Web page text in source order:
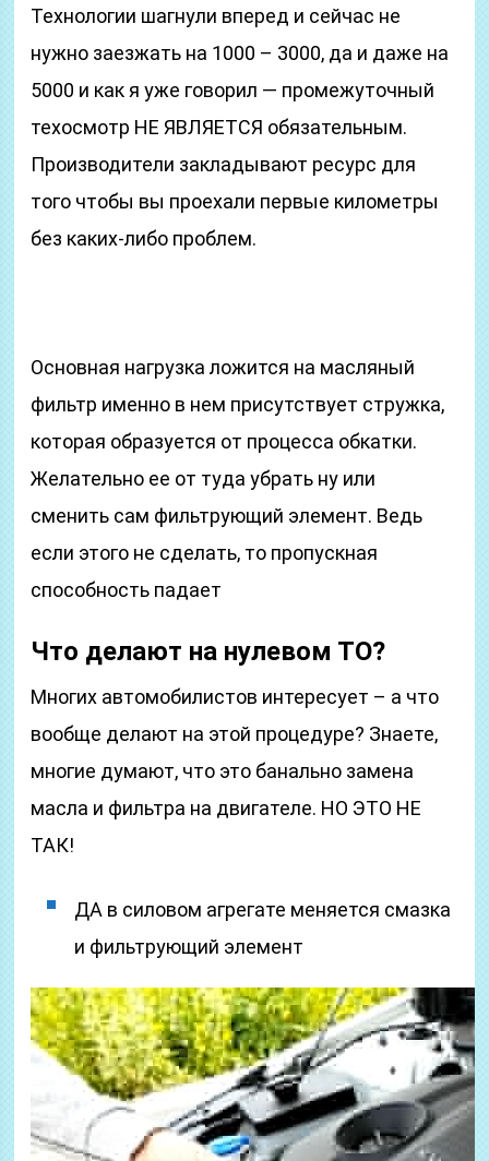
Технологии шагнули вперед и сейчас не
нужно заезжать на 1000 – 3000, да и даже на
5000 и как я уже говорил — промежуточный
техосмотр НЕ ЯВЛЯЕТСЯ обязательным.
Производители закладывают ресурс для
того чтобы вы проехали первые километры
без каких-либо проблем.
Основная нагрузка ложится на масляный
фильтр именно в нем присутствует стружка,
которая образуется от процесса обкатки.
Желательно ее от туда убрать ну или
сменить сам фильтрующий элемент. Ведь
если этого не сделать, то пропускная
способность падает
Что делают на нулевом ТО?
Многих автомобилистов интересует – а что
вообще делают на этой процедуре? Знаете,
многие думают, что это банально замена
масла и фильтра на двигателе. НО ЭТО НЕ
ТАК!
ДА в силовом агрегате меняется смазка
и фильтрующий элемент